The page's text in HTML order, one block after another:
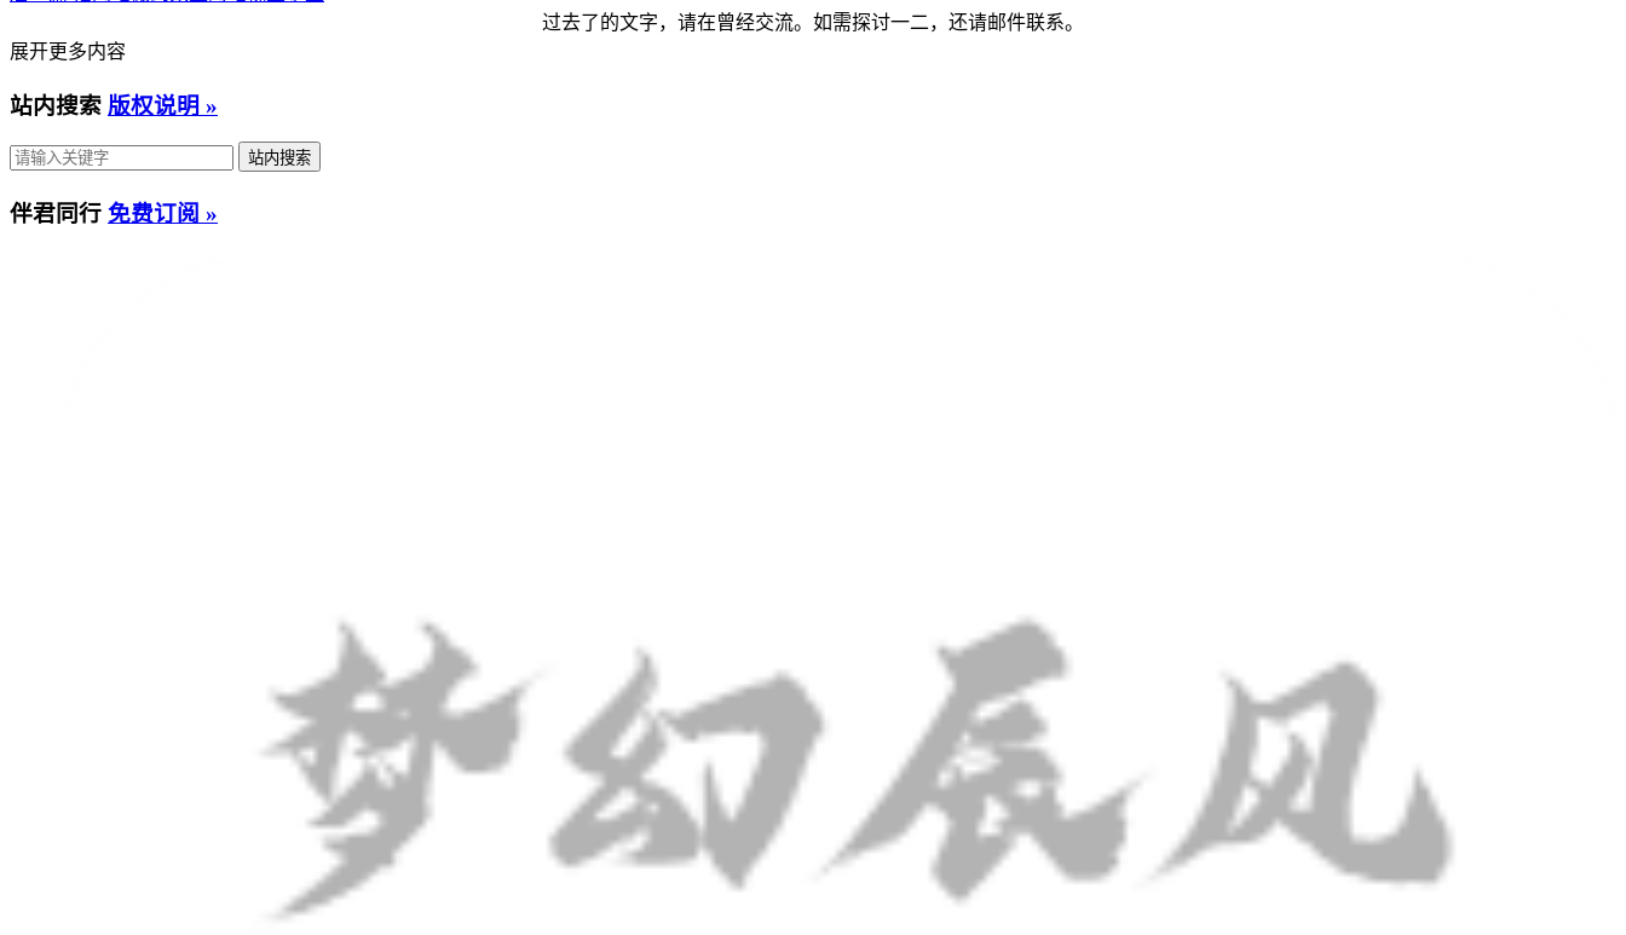
过去了的文字，请在曾经交流。如需探讨一二，还请邮件联系。
展开更多内容
站内搜索 版权说明 »
伴君同行 免费订阅 »